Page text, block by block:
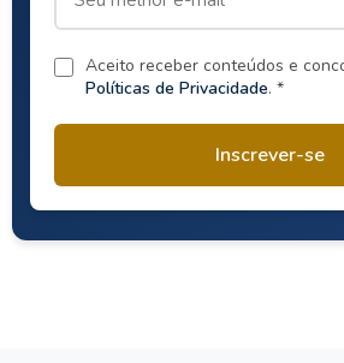
Aceito receber conteúdos e
Políticas de Privacidade. *
Inscrever-se